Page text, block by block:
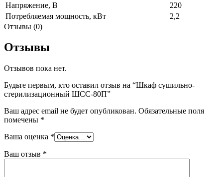
Напряжение, В
220
Потребляемая мощность, кВт
2,2
Отзывы (0)
Отзывы
Отзывов пока нет.
Будьте первым, кто оставил отзыв на “Шкаф сушильно-
стерилизационный ШСС-80П”
Ваш адрес email не будет опубликован. Обязательные поля
помечены *
Ваша оценка *
Ваш отзыв *